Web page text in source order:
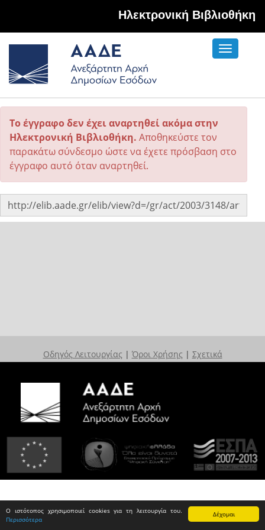
Δέχομαι
Ο ιστότοπος χρησιμοποιεί cookies για τη λειτουργία του.
Περισσότερα
Hλεκτρονική Βιβλιοθήκη
Toggle
Το έγγραφο δεν έχει αναρτηθεί ακόμα στην
Ηλεκτρονική Βιβλιοθήκη. Αποθηκεύστε τον
παρακάτω σύνδεσμο ώστε να έχετε πρόσβαση στο
έγγραφο αυτό όταν αναρτηθεί.
Οδηγός Λειτουργίας | Όροι Χρήσης | Σχετικά